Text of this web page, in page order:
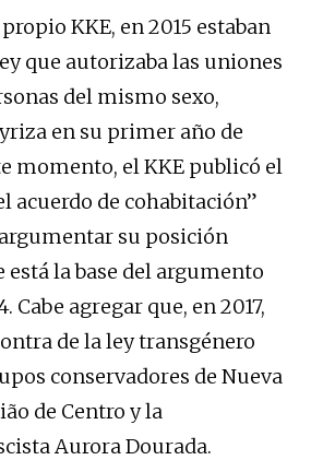
KKE, en 2015 estaban
que autorizaba las uniones
del mismo sexo,
en su primer año de
momento, el KKE publicó el
acuerdo de cohabitación”
su posición
está la base del argumento
Cabe agregar que, en 2017,
de la ley transgénero
conservadores de Nueva
de Centro y la
Aurora Dourada.